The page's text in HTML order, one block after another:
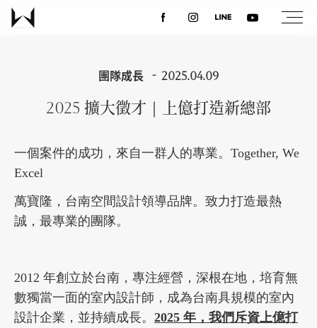
最新消息
設計案例
課程講座
聯絡我們
團隊成長 2025.04.09
2025 擴大徵才｜上億打造新總部
一個案件的成功，來自一群人的專業。Together, We
Excel
萬寶隆，台南空間設計領導品牌。致力打造最熱
誠，最專業的團隊。
2012 年創立於台南，專注經營，深根在地，培育無
數獨當一面的室內設計師，成為台南具規模的室內
設計企業，並持續成長。 2025 年，我們斥資上億打